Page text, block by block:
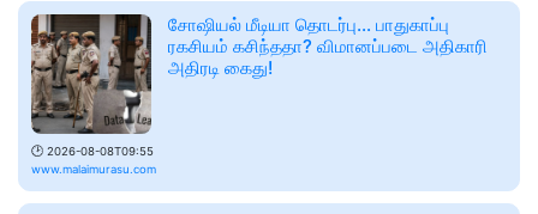
🕑 2026-08-08T09:55
www.malaimurasu.com
சோஷியல் மீடியா தொடர்பு... பாதுகாப்பு
ரகசியம் கசிந்ததா? விமானப்படை அதிகாரி
அதிரடி கைது!